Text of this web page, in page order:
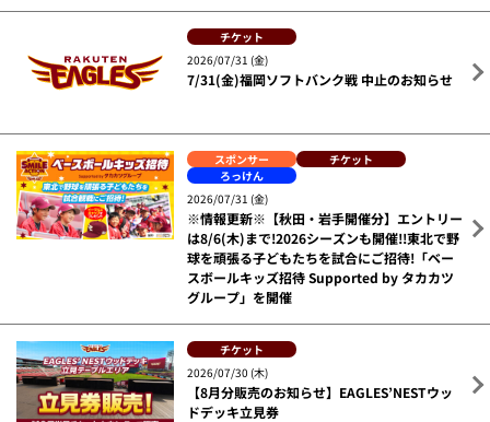
チケット
2026/07/31 (金)
7/31(金)福岡ソフトバンク戦 中止のお知らせ
スポンサー
チケット
ろっけん
2026/07/31 (金)
※情報更新※【秋田・岩手開催分】エントリー
は8/6(木)まで!2026シーズンも開催!!東北で野
球を頑張る子どもたちを試合にご招待!「ベー
スボールキッズ招待 Supported by タカカツ
グループ」を開催
チケット
2026/07/30 (木)
【8月分販売のお知らせ】EAGLES’NESTウッ
ドデッキ立見券